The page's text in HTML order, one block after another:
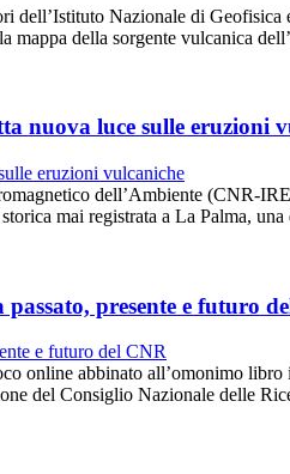
dell’Istituto Nazionale di
della sorgente vulcanica
nuova luce sulle eruzioni
dell’Ambiente (CNR-
mai registrata a La Palma,
presente e futuro
online abbinato all’omonimo
del Consiglio Nazionale delle